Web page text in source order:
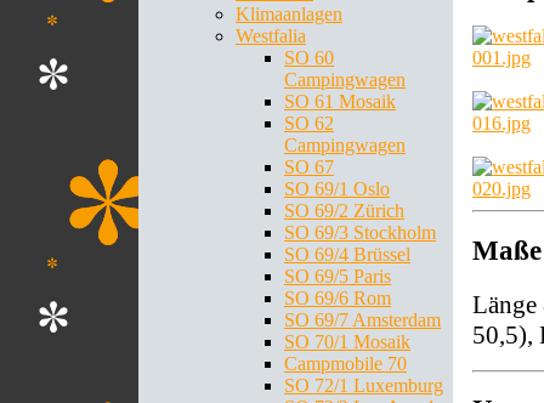
Klimaanlagen
Westfalia
SO 60
Campingwagen
SO 61 Mosaik
SO 62
Campingwagen
SO 67
SO 69/1 Oslo
SO 69/2 Zürich
SO 69/3 Stockholm
SO 69/4 Brüssel
SO 69/5 Paris
SO 69/6 Rom
SO 69/7 Amsterdam
SO 70/1 Mosaik
Campmobile 70
SO 72/1 Luxemburg
Maße
Länge
50,5),